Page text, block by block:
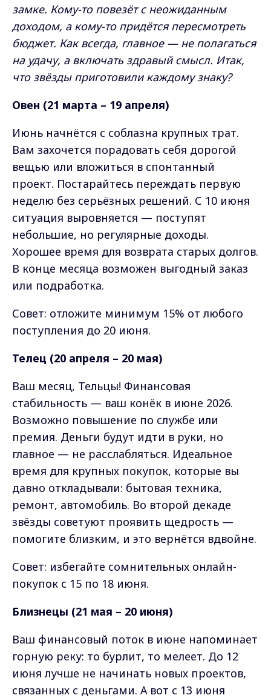
замке. Кому-то повезёт с неожиданным
доходом, а кому-то придётся пересмотреть
бюджет. Как всегда, главное — не полагаться
на удачу, а включать здравый смысл. Итак,
что звёзды приготовили каждому знаку?
Овен (21 марта – 19 апреля)
Июнь начнётся с соблазна крупных трат.
Вам захочется порадовать себя дорогой
вещью или вложиться в спонтанный
проект. Постарайтесь переждать первую
неделю без серьёзных решений. С 10 июня
ситуация выровняется — поступят
небольшие, но регулярные доходы.
Хорошее время для возврата старых долгов.
В конце месяца возможен выгодный заказ
или подработка.
Совет: отложите минимум 15% от любого
поступления до 20 июня.
Телец (20 апреля – 20 мая)
Ваш месяц, Тельцы! Финансовая
стабильность — ваш конёк в июне 2026.
Возможно повышение по службе или
премия. Деньги будут идти в руки, но
главное — не расслабляться. Идеальное
время для крупных покупок, которые вы
давно откладывали: бытовая техника,
ремонт, автомобиль. Во второй декаде
звёзды советуют проявить щедрость —
помогите близким, и это вернётся вдвойне.
Совет: избегайте сомнительных онлайн-
покупок с 15 по 18 июня.
Близнецы (21 мая – 20 июня)
Ваш финансовый поток в июне напоминает
горную реку: то бурлит, то мелеет. До 12
июня лучше не начинать новых проектов,
связанных с деньгами. А вот с 13 июня